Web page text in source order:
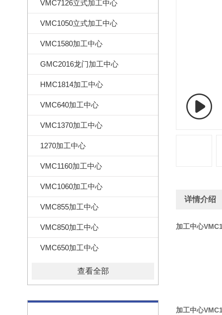
VMC7126立式加工中心
VMC1050立式加工中心
VMC1580加工中心
GMC2016龙门加工中心
HMC1814加工中心
VMC640加工中心
VMC1370加工中心
1270加工中心
VMC1160加工中心
VMC1060加工中心
VMC855加工中心
VMC850加工中心
VMC650加工中心
查看全部
详情介绍
加工中心
加工中心